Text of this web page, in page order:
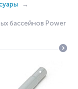
бассейнов Power